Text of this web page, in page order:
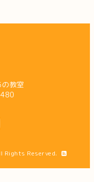
教室
Rights Reserved.